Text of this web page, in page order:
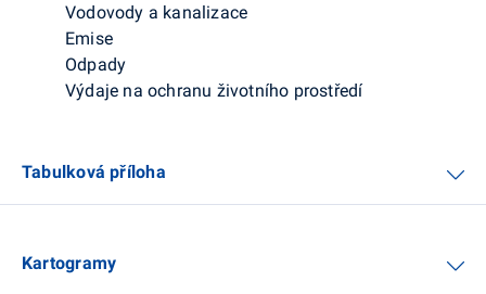
Vodovody a kanalizace
Emise
Odpady
Výdaje na ochranu životního prostředí
Tabulková příloha
Kartogramy